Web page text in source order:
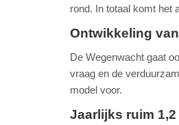
rond. In totaal komt het
Ontwikkeling
De Wegenwacht gaat
vraag en de
model voor.
Jaarlijks ruim